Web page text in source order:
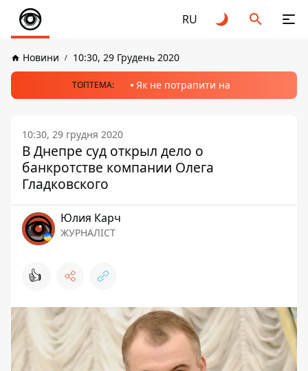
RU
Новини 10:30, 29 Грудень 2020
ТОПТЕМА: Як не потрапити на
10:30, 29 грудня 2020
В Днепре суд открыл дело о
банкротстве компании Олега
Гладковского
Юлия Карч
ЖУРНАЛІСТ
👍